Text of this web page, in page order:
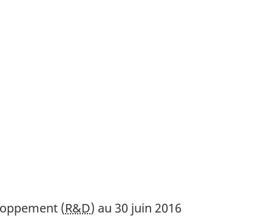
(R&D) au 30 juin 2016